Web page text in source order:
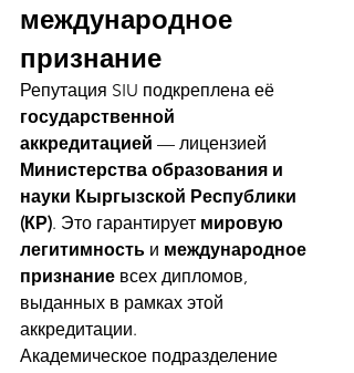
международное
признание
Репутация SIU подкреплена её
государственной
аккредитацией — лицензией
Министерства образования и
науки Кыргызской Республики
(КР). Это гарантирует мировую
легитимность и международное
признание всех дипломов,
выданных в рамках этой
аккредитации.
Академическое подразделение